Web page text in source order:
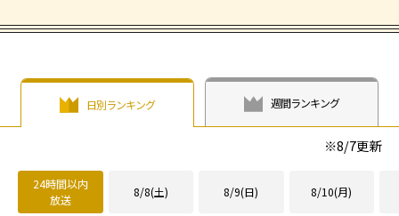
日別ランキング 週間ランキング
※8/7更新
24時間以内
放送
8/8(土) 8/9(日) 8/10(月)